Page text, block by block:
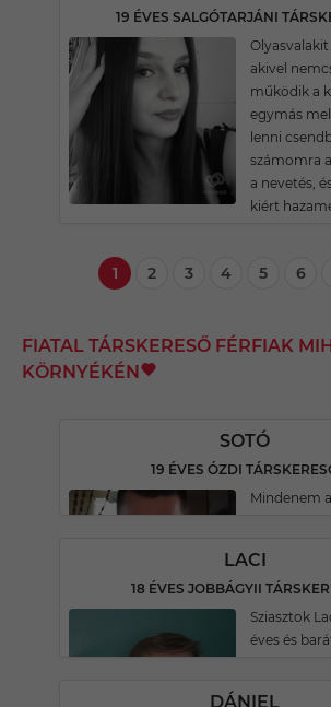
19 ÉVES SALGÓTARJÁNI
Olyasvalakit
akivel
működik a
egymás
lenni
számomra
a nevetés,
kiért
1 2 3 4 5 6
FIATAL TÁRSKERESŐ FÉRFIAK
KÖRNYÉKÉN
SOTÓ
19 ÉVES ÓZDI
Mindenem
LACI
18 ÉVES JOBBÁGYII
Sziasztok
éves és
DÁNIEL